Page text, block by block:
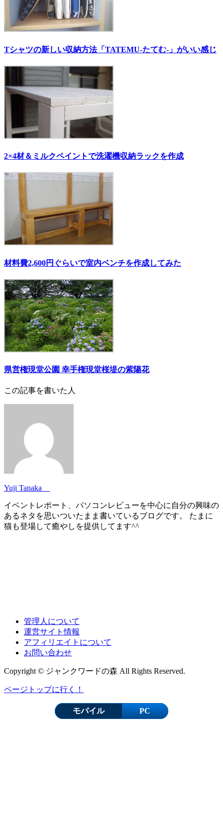
Tシャツの新しい収納方法「TATEMU-たてむ-」がいい感じ
2×4材＆ミルクペイントで洗濯機収納ラックを作成
材料費2,600円ぐらいで室内ベンチを作成してみた
県営権現堂公園 幸手権現堂桜堤の紫陽花
この記事を書いた人
Yuji Tanaka
イベントレポート、パソコンレビューを中心に自分の興味の
あるネタを思いついたまま書いているブログです。 たまに
猫も登場して癒やしを提供してます^^
管理人について
運営サイト情報
アフィリエイトについて
お問い合わせ
Copyright © ジャンクワードの森 All Rights Reserved.
ページトップに行く！
モバイル PC